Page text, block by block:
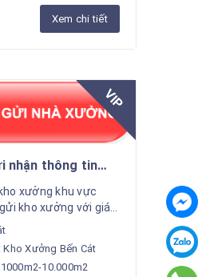
Xem chi tiết
VIP
nhận thông tin
bán cho thuê
cát với giá cao
xưởng khu vực
kho xưởng với giá
Mỹ Phước 1.2.3.4
PROTRAYDE, các Cụm ...
Xưởng Bến Cát
10.000m2